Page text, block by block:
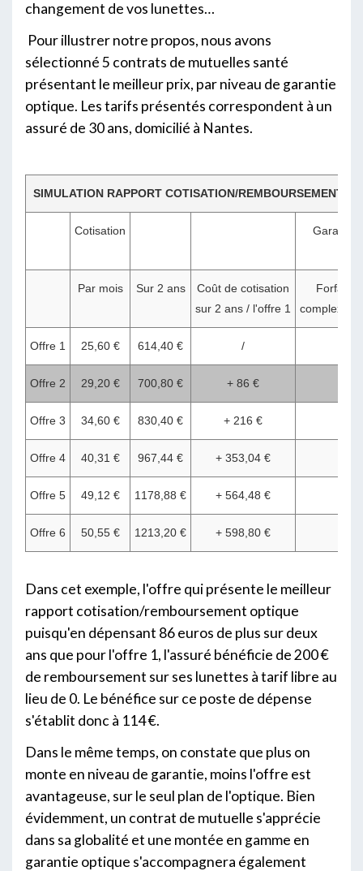
changement de vos lunettes…
Pour illustrer notre propos, nous avons
sélectionné 5 contrats de mutuelles santé
présentant le meilleur prix, par niveau de garantie
optique. Les tarifs présentés correspondent à un
assuré de 30 ans, domicilié à Nantes.
SIMULATION RAPPORT COTISATION/REMBOURSEMENT
Cotisation Garantie
Par mois Sur 2 ans
Coût de cotisation
sur 2 ans / l'offre 1
Forfait 2
complexes
Offre 1 25,60 € 614,40 € /
Offre 2 29,20 € 700,80 € + 86 €
Offre 3 34,60 € 830,40 € + 216 €
Offre 4 40,31 € 967,44 € + 353,04 €
Offre 5 49,12 € 1178,88 € + 564,48 €
Offre 6 50,55 € 1213,20 € + 598,80 €
Dans cet exemple, l'offre qui présente le meilleur
rapport cotisation/remboursement optique
puisqu'en dépensant 86 euros de plus sur deux
ans que pour l'offre 1, l'assuré bénéficie de 200 €
de remboursement sur ses lunettes à tarif libre au
lieu de 0. Le bénéfice sur ce poste de dépense
s'établit donc à 114 €.
Dans le même temps, on constate que plus on
monte en niveau de garantie, moins l'offre est
avantageuse, sur le seul plan de l'optique. Bien
évidemment, un contrat de mutuelle s'apprécie
dans sa globalité et une montée en gamme en
garantie optique s'accompagnera également